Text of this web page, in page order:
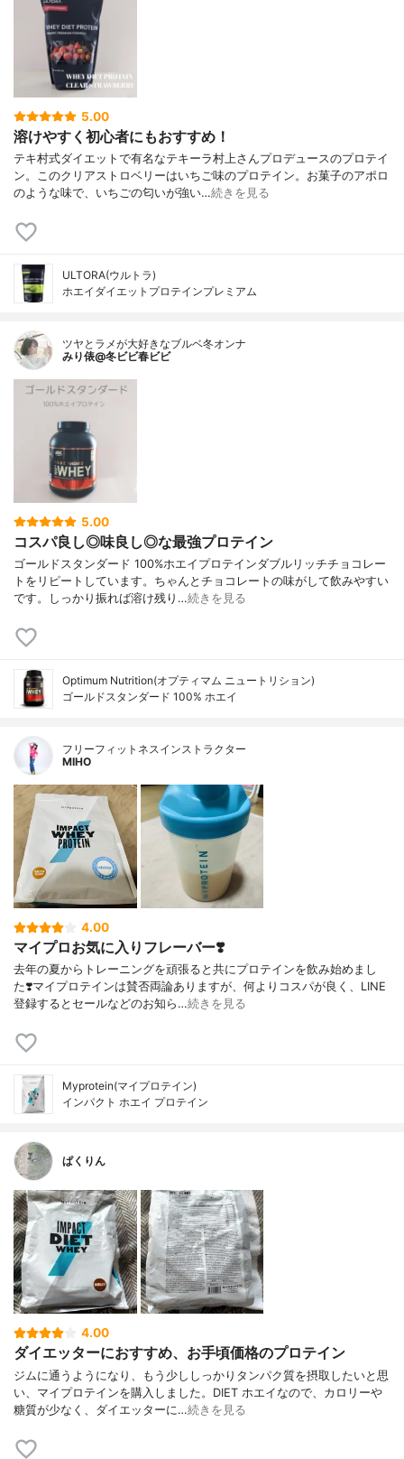
5.00
溶けやすく初心者にもおすすめ！
テキ村式ダイエットで有名なテキーラ村上さんプロデュースのプロテイ
ン。このクリアストロベリーはいちご味のプロテイン。お菓子のアポロ
のような味で、いちごの匂いが強い…続きを見る
ULTORA(ウルトラ)
ホエイダイエットプロテインプレミアム
ツヤとラメが大好きなブルベ冬オンナ
みり俵@冬ビビ春ビビ
5.00
コスパ良し◎味良し◎な最強プロテイン
ゴールドスタンダード 100%ホエイプロテインダブルリッチチョコレー
トをリピートしています。ちゃんとチョコレートの味がして飲みやすい
です。しっかり振れば溶け残り…続きを見る
Optimum Nutrition(オプティマム ニュートリション)
ゴールドスタンダード 100% ホエイ
フリーフィットネスインストラクター
MIHO
4.00
マイプロお気に入りフレーバー❣️
去年の夏からトレーニングを頑張ると共にプロテインを飲み始めまし
た❣️マイプロテインは賛否両論ありますが、何よりコスパが良く、LINE
登録するとセールなどのお知ら…続きを見る
Myprotein(マイプロテイン)
インパクト ホエイ プロテイン
ぱくりん
4.00
ダイエッターにおすすめ、お手頃価格のプロテイン
ジムに通うようになり、もう少ししっかりタンパク質を摂取したいと思
い、マイプロテインを購入しました。DIET ホエイなので、カロリーや
糖質が少なく、ダイエッターに…続きを見る